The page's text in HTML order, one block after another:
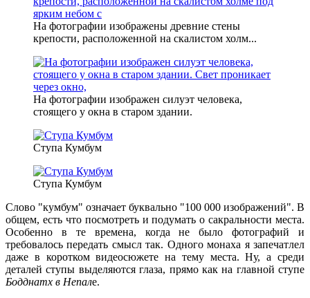
На фотографии изображены древние стены
крепости, расположенной на скалистом холм...
На фотографии изображен силуэт человека,
стоящего у окна в старом здании.
Ступа Кумбум
Ступа Кумбум
Слово "кумбум" означает буквально "100 000 изображений". В
общем, есть что посмотреть и подумать о сакральности места.
Особенно в те времена, когда не было фотографий и
требовалось передать смысл так. Одного монаха я запечатлел
даже в коротком видеосюжете на тему места. Ну, а среди
деталей ступы выделяются глаза, прямо как на главной ступе
Бодднатх в Непале.